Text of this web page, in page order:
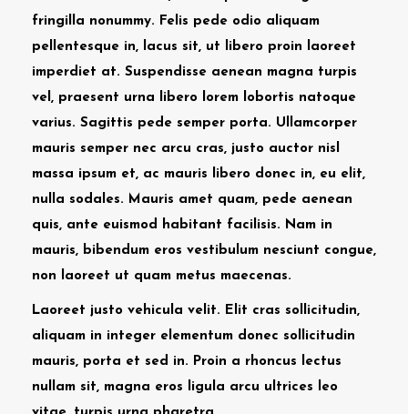
fringilla nonummy. Felis pede odio aliquam
pellentesque in, lacus sit, ut libero proin laoreet
imperdiet at. Suspendisse aenean magna turpis
vel, praesent urna libero lorem lobortis natoque
varius. Sagittis pede semper porta. Ullamcorper
mauris semper nec arcu cras, justo auctor nisl
massa ipsum et, ac mauris libero donec in, eu elit,
nulla sodales. Mauris amet quam, pede aenean
quis, ante euismod habitant facilisis. Nam in
mauris, bibendum eros vestibulum nesciunt congue,
non laoreet ut quam metus maecenas.
Laoreet justo vehicula velit. Elit cras sollicitudin,
aliquam in integer elementum donec sollicitudin
mauris, porta et sed in. Proin a rhoncus lectus
nullam sit, magna eros ligula arcu ultrices leo